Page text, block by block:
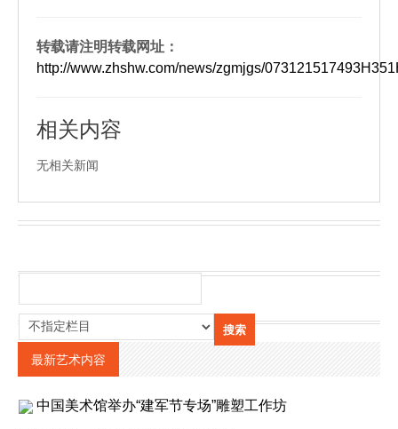
转载请注明转载网址：
http://www.zhshw.com/news/zgmjgs/
相关内容
无相关新闻
最新艺术内容
中国美术馆举办“建军节专场”雕塑工作坊